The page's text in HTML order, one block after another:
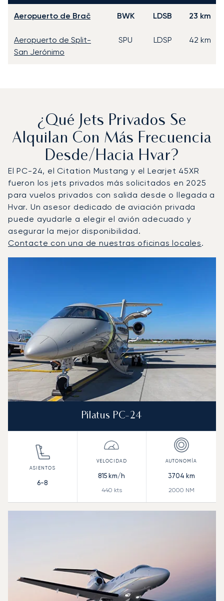
Aeropuerto de Brač BWK LDSB 23 km
Aeropuerto de Split-
San Jerónimo
SPU LDSP 42 km
¿Qué Jets Privados Se
Alquilan Con Más Frecuencia
Desde/hacia Hvar?
El PC-24, el Citation Mustang y el Learjet 45XR
fueron los jets privados más solicitados en 2025
para vuelos privados con salida desde o llegada a
Hvar. Un asesor dedicado de aviación privada
puede ayudarle a elegir el avión adecuado y
asegurar la mejor disponibilidad.
Contacte con una de nuestras oficinas locales.
Pilatus PC-24
6-8
815 km/h
440 kts
3704 km
2000 NM